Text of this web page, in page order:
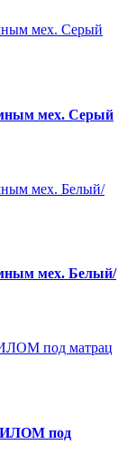
мех. Серый
мех. Белый/
под